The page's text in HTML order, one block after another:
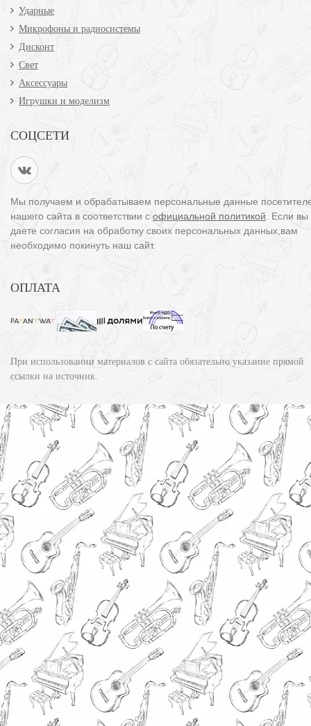
Ударные
Микрофоны и радиосистемы
Дисконт
Свет
Аксессуары
Игрушки и моделизм
СОЦСЕТИ
Мы получаем и обрабатываем персональные данные
нашего сайта в соответствии с официальной политикой . Если
даете согласия на обработку своих персональных данных,вам
необходимо покинуть наш сайт.
ОПЛАТА
При использовании материалов с сайта обязательно указание прямой
ссылки на источник.